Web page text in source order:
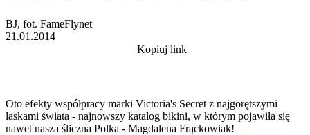
BJ, fot. FameFlynet
21.01.2014
Kopiuj link
Oto efekty współpracy marki Victoria's Secret z najgorętszymi
laskami świata - najnowszy katalog bikini, w którym pojawiła się
nawet nasza śliczna Polka - Magdalena Frąckowiak!